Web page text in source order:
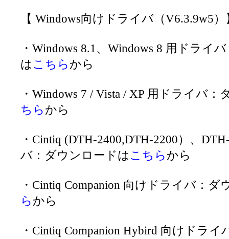
【 Windows向けドライバ（V6.3.9w5）
・Windows 8.1、Windows 8 用ドライ
はこちらから
・Windows 7 / Vista / XP 用ドライバ
ちらから
・Cintiq (DTH-2400,DTH-2200）、
バ：ダウンロードはこちらから
・Cintiq Companion 向けドライバ：ダ
らから
・Cintiq Companion Hybird 向けドラ